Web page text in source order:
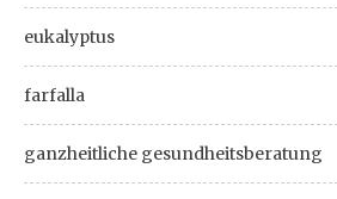
eukalyptus
farfalla
ganzheitliche gesundheitsberatung